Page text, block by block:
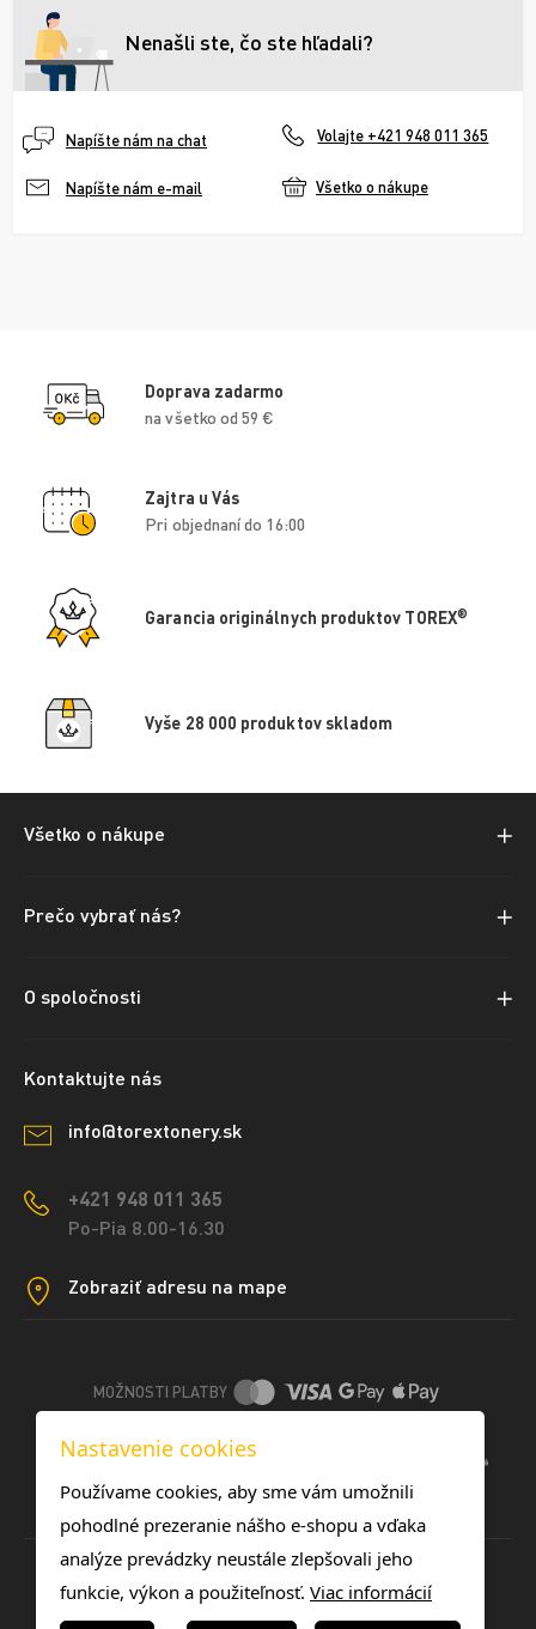
Nenašli ste, čo ste hľadali?
Napíšte nám na chat Volajte +421 948 011 365
Napíšte nám e-mail Všetko o nákupe
Doprava zadarmo
na všetko od 59 €
Zajtra u Vás
Pri objednaní do 16:00
Garancia originálnych produktov TOREX®
Vyše 28 000 produktov skladom
Všetko o nákupe
Prečo vybrať nás?
O spoločnosti
Kontaktujte nás
info@torextonery.sk
+421 948 011 365
Po-Pia 8.00-16.30
Zobraziť adresu na mape
MOŽNOSTI PLATBY
Nastavenie cookies
Používame cookies, aby sme vám umožnili
pohodlné prezeranie nášho e-shopu a vďaka
analýze prevádzky neustále zlepšovali jeho
funkcie, výkon a použiteľnosť. Viac informácií